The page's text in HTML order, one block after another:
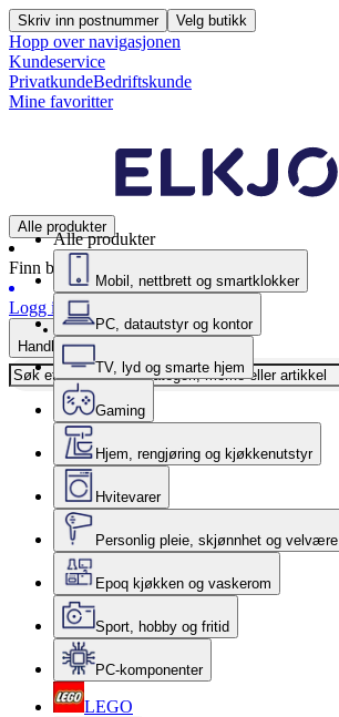
Skriv inn postnummer Velg butikk
Hopp over navigasjonen
Kundeservice
PrivatkundeBedriftskunde
Mine favoritter
Alle produkter
Finn butikk
Logg inn
Handlekurv
Alle produkter
Mobil, nettbrett og smartklokker
PC, datautstyr og kontor
TV, lyd og smarte hjem
Gaming
Hjem, rengjøring og kjøkkenutstyr
Hvitevarer
Personlig pleie, skjønnhet og velvære
Epoq kjøkken og vaskerom
Sport, hobby og fritid
PC-komponenter
LEGO